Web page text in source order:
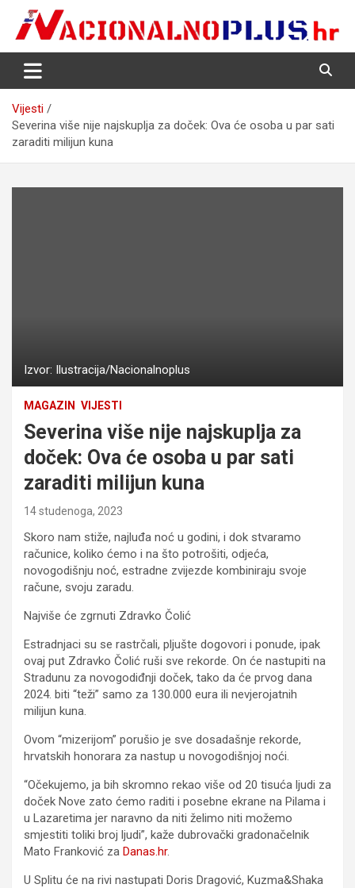
content
NacionalnoPlus.hr
Nacija želi znati više
Vijesti
Severina više nije najskuplja za doček: Ova će osoba u par sati
zaraditi milijun kuna
Izvor: Ilustracija/Nacionalnoplus
MAGAZIN VIJESTI
Severina više nije najskuplja za
doček: Ova će osoba u par sati
zaraditi milijun kuna
14 studenoga, 2023
Skoro nam stiže, najluđa noć u godini, i dok stvaramo
računice, koliko ćemo i na što potrošiti, odjeća,
novogodišnju noć, estradne zvijezde kombiniraju svoje
račune, svoju zaradu.
Najviše će zgrnuti Zdravko Čolić
Estradnjaci su se rastrčali, pljušte dogovori i ponude, ipak
ovaj put Zdravko Čolić ruši sve rekorde. On će nastupiti na
Stradunu za novogodiđnji doček, tako da će prvog dana
2024. biti “teži” samo za 130.000 eura ili nevjerojatnih
milijun kuna.
Ovom “mizerijom” porušio je sve dosadašnje rekorde,
hrvatskih honorara za nastup u novogodišnjoj noći.
“Očekujemo, ja bih skromno rekao više od 20 tisuća ljudi za
doček Nove zato ćemo raditi i posebne ekrane na Pilama i
u Lazaretima jer naravno da niti želimo niti možemo
smjestiti toliki broj ljudi”, kaže dubrovački gradonačelnik
Mato Franković za Danas.hr.
U Splitu će na rivi nastupati Doris Dragović, Kuzma&Shaka